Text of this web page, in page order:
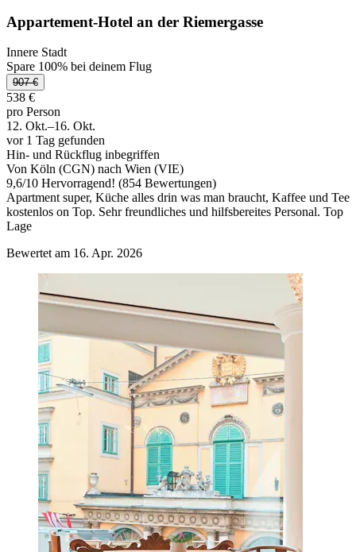
Appartement-Hotel an der Riemergasse
Innere Stadt
Spare 100% bei deinem Flug
907 €
538 €
pro Person
12. Okt.–16. Okt.
vor 1 Tag gefunden
Hin- und Rückflug inbegriffen
Von Köln (CGN) nach Wien (VIE)
9,6/10 Hervorragend! (854 Bewertungen)
Apartment super, Küche alles drin was man braucht, Kaffee und Tee
kostenlos on Top. Sehr freundliches und hilfsbereites Personal. Top
Lage
Bewertet am 16. Apr. 2026